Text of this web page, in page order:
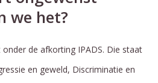
we het?
de afkorting IPADS. Die staat
en geweld, Discriminatie en